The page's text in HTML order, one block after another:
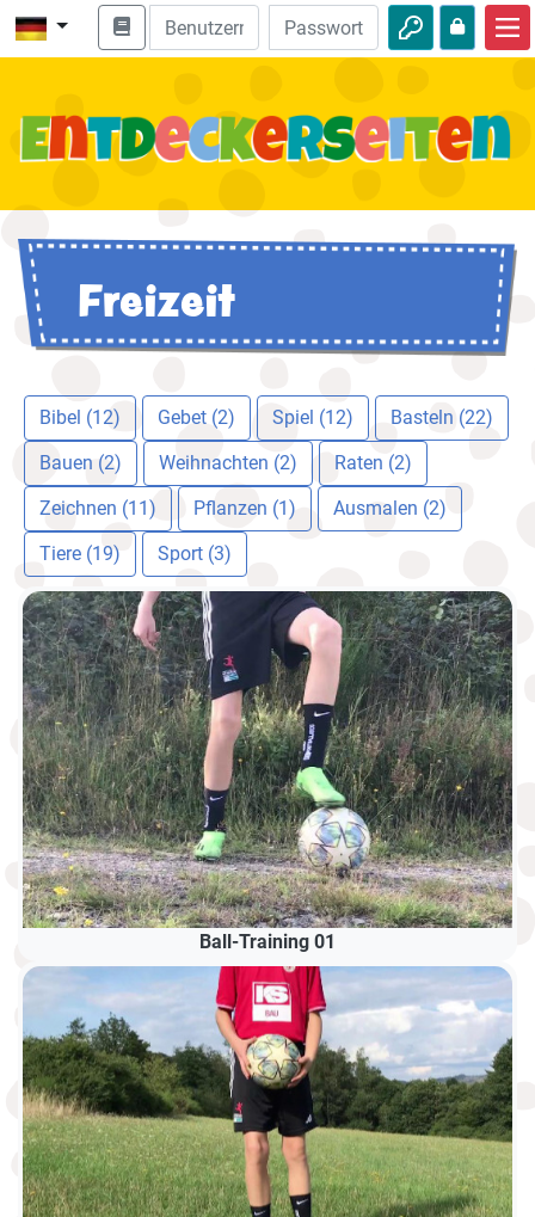
Bibel entdecken
Audio
Abenteuer
Freizeit
Bibel (12) Gebet (2) Spiel (12)
Basteln (22)
Bauen (2)
Weihnachten (2)
Raten (2)
Zeichnen (11)
Pflanzen (1)
Ausmalen (2)
Tiere (19)
Sport (3)
Ball-Training 01